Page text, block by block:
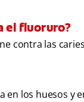
el fluoruro?
contra las
en los huesos y